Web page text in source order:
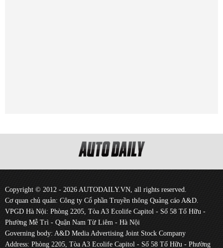
Copyright © 2012 - 2026 AUTODAILY.VN, all rights reserved.
Cơ quan chủ quản: Công ty Cổ phần Truyền thông Quảng cáo A&D.
VPGD Hà Nội: Phòng 2205, Tòa A3 Ecolife Capitol - Số 58 Tố Hữu -
Phường Mễ Trì - Quận Nam Từ Liêm - Hà Nội
Governing body: A&D Media Advertising Joint Stock Company
Address: Phòng 2205, Tòa A3 Ecolife Capitol - Số 58 Tố Hữu - Phường